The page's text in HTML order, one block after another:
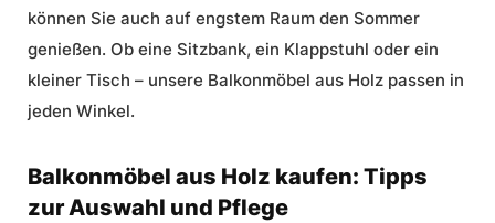
können Sie auch auf engstem Raum den Sommer
genießen. Ob eine Sitzbank, ein Klappstuhl oder ein
kleiner Tisch – unsere Balkonmöbel aus Holz passen in
jeden Winkel.
Balkonmöbel aus Holz kaufen: Tipps
zur Auswahl und Pflege